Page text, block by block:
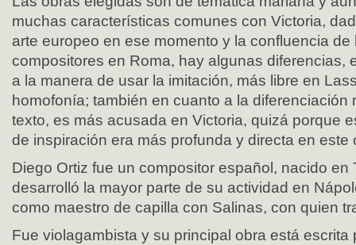
muchas características comunes con Victoria,
arte europeo en ese momento y la confluencia
compositores en Roma, hay algunas diferencias,
a la manera de usar la imitación, más libre en
homofonía; también en cuanto a la diferenciación
texto, es más acusada en Victoria, quizá porque
de inspiración era más profunda y directa en este
Diego Ortiz fue un compositor español, nacido en
desarrolló la mayor parte de su actividad en
como maestro de capilla con Salinas, con quien
Fue violagambista y su principal obra está escrita